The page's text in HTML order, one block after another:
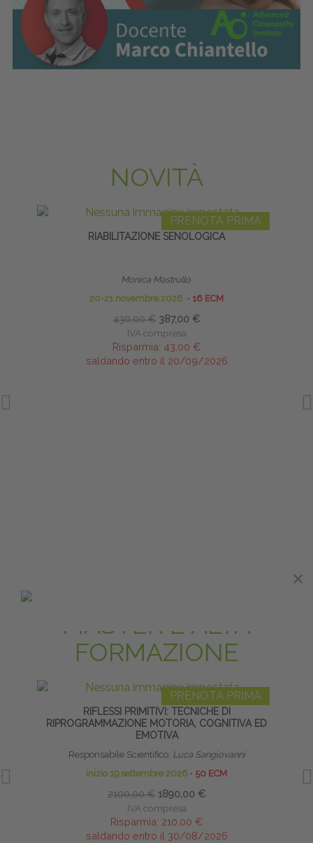
NOVITÀ
PRENOTA PRIMA
RIABILITAZIONE SENOLOGICA
Monica Mastrullo
20-21 novembre 2026 ∙ 16 ECM
430,00 € 387,00 €
IVA compresa
Risparmia: 43,00 €
saldando entro il 20/09/2026
MASTER E ALTA
FORMAZIONE
PRENOTA PRIMA
RIFLESSI PRIMITIVI: TECNICHE DI
RIPROGRAMMAZIONE MOTORIA, COGNITIVA ED
EMOTIVA
Responsabile Scientifico: Luca Sangiovanni
inizio 19 settembre 2026 ∙ 50 ECM
2100,00 € 1890,00 €
IVA compresa
Risparmia: 210,00 €
saldando entro il 30/08/2026
×